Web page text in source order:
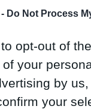
Do Not Process
opt-out of
your
by
your